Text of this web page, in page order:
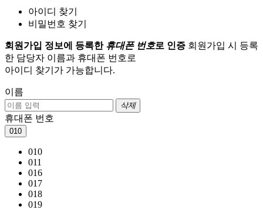
아이디 찾기
비밀번호 찾기
회원가입 정보에 등록한 휴대폰 번호로 인증 회원가입 시 등록
한 담당자 이름과 휴대폰 번호로
아이디 찾기가 가능합니다.
이름
삭제
휴대폰 번호
010
010
011
016
017
018
019